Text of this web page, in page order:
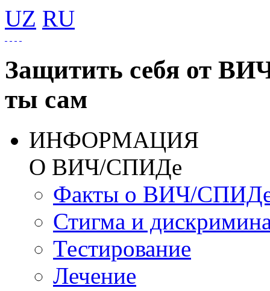
UZ RU
Защитить себя от
ты сам
ИНФОРМАЦИЯ
О ВИЧ/СПИДе
Факты о ВИЧ/
Стигма и
Тестирование
Лечение